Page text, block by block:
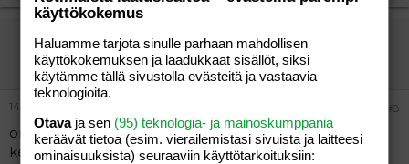
senni04
Vieras
14.06.2005 #8
onko sulla mitään syytä todettu miksi sulla menee
kesken kuinka mones tää jo on?
käyttökokemus
Haluamme tarjota sinulle parhaan mahdollisen
käyttökokemuksen ja laadukkaat sisällöt, siksi
käytämme tällä sivustolla evästeitä ja vastaavia
teknologioita.
Otavaja sen (95) teknologia- ja mainoskumppania
keräävät tietoa (esim. vierailemis­tasi sivuista ja laitteesi
ominaisuuk­sista) seuraaviin käyttötarkoituksiin: